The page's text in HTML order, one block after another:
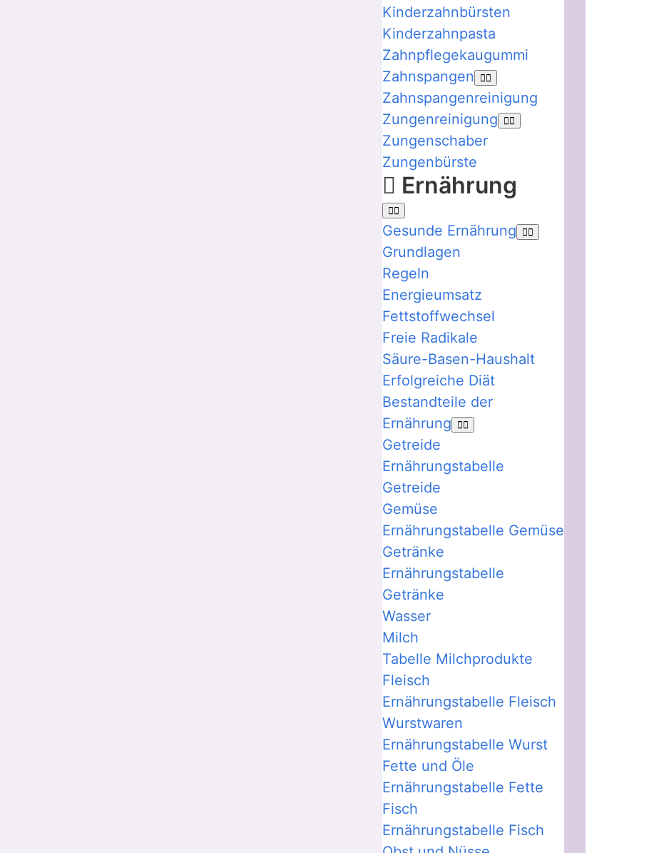
Kinderzahnbürsten
Kinderzahnpasta
Zahnpflegekaugummi
Zahnspangen
Zahnspangenreinigung
Zungenreinigung
Zungenschaber
Zungenbürste
Ernährung
Gesunde Ernährung
Grundlagen
Regeln
Energieumsatz
Fettstoffwechsel
Freie Radikale
Säure-Basen-Haushalt
Erfolgreiche Diät
Bestandteile der
Ernährung
Getreide
Ernährungstabelle
Getreide
Gemüse
Ernährungstabelle Gemüse
Getränke
Ernährungstabelle
Getränke
Wasser
Milch
Tabelle Milchprodukte
Fleisch
Ernährungstabelle Fleisch
Wurstwaren
Ernährungstabelle Wurst
Fette und Öle
Ernährungstabelle Fette
Fisch
Ernährungstabelle Fisch